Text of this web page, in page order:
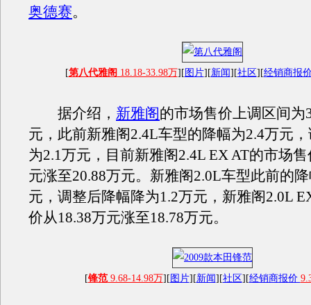
奥德赛。
[第八代雅阁 18.18-33.98万][ 图片][新闻][社区][经销商报
据介绍， 新雅阁的市场售价上调区间为
元，此前新雅阁2.4L车型的降幅为2.4万元
为2.1万元，目前新雅阁2.4L EX AT的市场
元涨至20.88万元。新雅阁2.0L车型此前的
元，调整后降幅降为1.2万元，新雅阁2.0L
价从18.38万元涨至18.78万元。
[锋范9.68-14.98万][ 图片][新闻][社区][经销商报价